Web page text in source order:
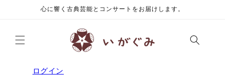
心に響く古典芸能とコンサートをお届けします。
ログイン